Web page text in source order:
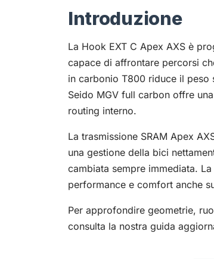
Introduzione
La Hook EXT C Apex AXS è
capace di affrontare percorsi
in carbonio T800 riduce il peso
Seido MGV full carbon offre
routing interno.
La trasmissione SRAM Apex
una gestione della bici
cambiata sempre immediata.
performance e comfort anche
Per approfondire geometrie,
consulta la nostra guida